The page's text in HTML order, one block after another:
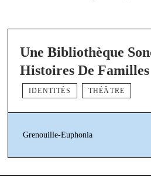
Une Bibliothèque
Histoires De Familles
IDENTITÉS THÉÂTRE
Grenouille-Euphonia